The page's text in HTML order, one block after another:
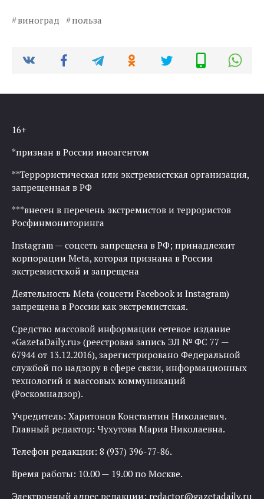
виноград польза
16+
*признан в России иноагентом
**Террористическая или экстремистская организация,
запрещенная в РФ
***внесен в перечень экстремистов и террористов
Росфинмониторинга
Instagram — соцсеть запрещена в РФ; принадлежит
корпорации Meta, которая признана в России
экстремистской и запрещена
Деятельность Meta (соцсети Facebook и Instagram)
запрещена в России как экстремистская.
Средство массовой информации сетевое издание
«GazetaDaily.ru» (реестровая запись ЭЛ № ФС 77 —
67944 от 13.12.2016), зарегистрировано Федеральной
службой по надзору в сфере связи, информационных
технологий и массовых коммуникаций
(Роскомнадзор).
Учредитель: Харитонов Константин Николаевич.
Главный редактор: Чухутова Мария Николаевна.
Телефон редакции: 8 (937) 396-77-86.
Время работы: 10.00 — 19.00 по Москве.
Электронный адрес редакции: redactor@gazetadaily.ru